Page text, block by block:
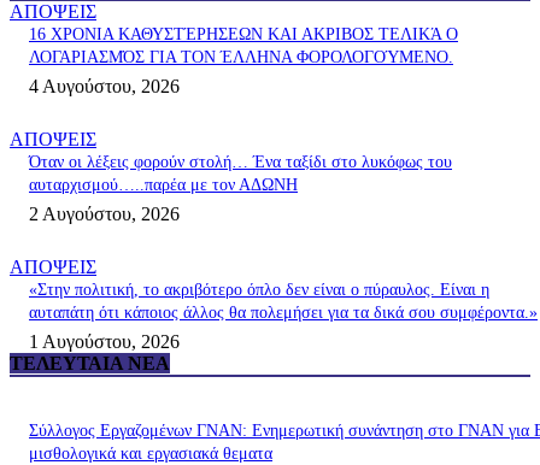
ΑΠΟΨΕΙΣ
16 ΧΡΟΝΙΑ ΚΑΘΥΣΤΈΡΗΣΕΩΝ ΚΑΙ ΑΚΡΙΒΟΣ ΤΕΛΙΚΆ Ο
ΛΟΓΑΡΙΑΣΜΌΣ ΓΙΑ ΤΟΝ ΈΛΛΗΝΑ ΦΟΡΟΛΟΓΟΎΜΕΝΟ.
4 Αυγούστου, 2026
ΑΠΟΨΕΙΣ
Όταν οι λέξεις φορούν στολή… Ένα ταξίδι στο λυκόφως του
αυταρχισμού…..παρέα με τον ΑΔΩΝΗ
2 Αυγούστου, 2026
ΑΠΟΨΕΙΣ
«Στην πολιτική, το ακριβότερο όπλο δεν είναι ο πύραυλος. Είναι η
αυταπάτη ότι κάποιος άλλος θα πολεμήσει για τα δικά σου συμφέροντα.»
1 Αυγούστου, 2026
ΤΕΛΕΥΤΑΊΑ ΝΈΑ
Σύλλογος Εργαζομένων ΓΝΑΝ: Ενημερωτική συνάντηση στο ΓΝΑΝ
μισθολογικά και εργασιακά θεματα